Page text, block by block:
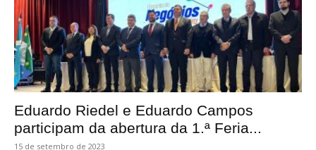
Eduardo Riedel e Eduardo Campos
participam da abertura da 1.ª Feria...
15 de setembro de 2023